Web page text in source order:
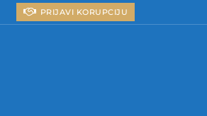
PRIJAVI KORUPCIJU